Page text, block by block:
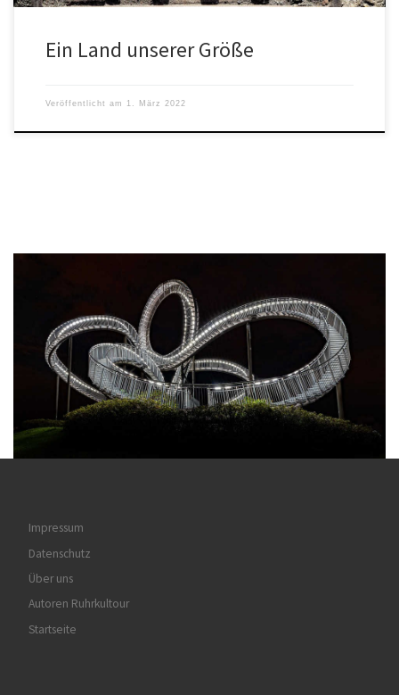
Ein Land unserer Größe
Veröffentlicht am 1. März 2022
Impressum
Datenschutz
Über uns
Autoren Ruhrkultour
Startseite